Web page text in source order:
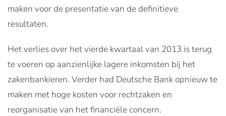
maken voor de presentatie van de definitieve
resultaten.
Het verlies over het vierde kwartaal van 2013 is terug
te voeren op aanzienlijke lagere inkomsten bij het
zakenbankieren. Verder had Deutsche Bank opnieuw te
maken met hoge kosten voor rechtzaken en
reorganisatie van het financiële concern.